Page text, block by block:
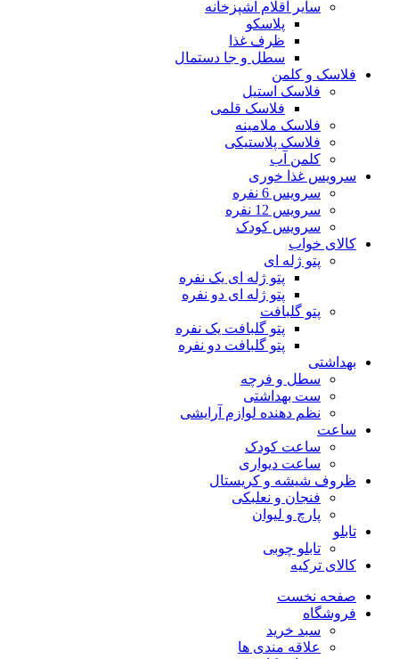
سایر اقلام آشپزخانه
پلاسکو
ظرف غذا
سطل و جا دستمال
فلاسک و کلمن
فلاسک استیل
فلاسک قلمی
فلاسک ملامینه
فلاسک پلاستیکی
کلمن آب
سرویس غذا خوری
سرویس 6 نفره
سرویس 12 نفره
سرویس کودک
کالای خواب
پتو ژله ای
پتو ژله ای یک نفره
پتو ژله ای دو نفره
پتو گلبافت
پتو گلبافت یک نفره
پتو گلبافت دو نفره
بهداشتی
سطل و فرچه
ست بهداشتی
نظم دهنده لوازم آرایشی
ساعت
ساعت کودک
ساعت دیواری
ظروف شیشه و کریستال
فنجان و نعلبکی
پارچ و لیوان
تابلو
تابلو چوبی
کالای ترکیه
صفحه نخست
فروشگاه
سبد خرید
علاقه مندی ها